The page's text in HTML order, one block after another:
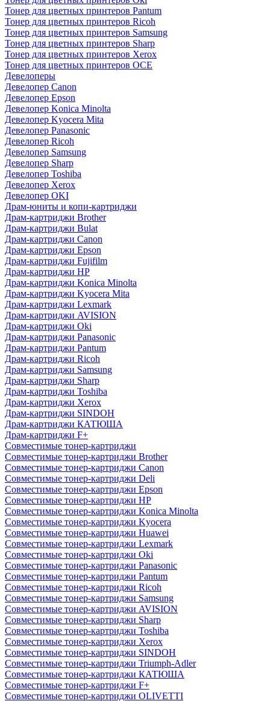
Тонер для цветных принтеров Pantum
Тонер для цветных принтеров Ricoh
Тонер для цветных принтеров Samsung
Тонер для цветных принтеров Sharp
Тонер для цветных принтеров Xerox
Тонер для цветных принтеров OCE
Девелоперы
Девелопер Canon
Девелопер Epson
Девелопер Konica Minolta
Девелопер Kyocera Mita
Девелопер Panasonic
Девелопер Ricoh
Девелопер Samsung
Девелопер Sharp
Девелопер Toshiba
Девелопер Xerox
Девелопер OKI
Драм-юниты и копи-картриджи
Драм-картриджи Brother
Драм-картриджи Bulat
Драм-картриджи Canon
Драм-картриджи Epson
Драм-картриджи Fujifilm
Драм-картриджи HP
Драм-картриджи Konica Minolta
Драм-картриджи Kyocera Mita
Драм-картриджи Lexmark
Драм-картриджи AVISION
Драм-картриджи Oki
Драм-картриджи Panasonic
Драм-картриджи Pantum
Драм-картриджи Ricoh
Драм-картриджи Samsung
Драм-картриджи Sharp
Драм-картриджи Toshiba
Драм-картриджи Xerox
Драм-картриджи SINDOH
Драм-картриджи КАТЮША
Драм-картриджи F+
Совместимые тонер-картриджи
Совместимые тонер-картриджи Brother
Совместимые тонер-картриджи Canon
Совместимые тонер-картриджи Deli
Совместимые тонер-картриджи Epson
Совместимые тонер-картриджи HP
Совместимые тонер-картриджи Konica Minolta
Совместимые тонер-картриджи Kyocera
Совместимые тонер-картриджи Huawei
Совместимые тонер-картриджи Lexmark
Совместимые тонер-картриджи Oki
Совместимые тонер-картриджи Panasonic
Совместимые тонер-картриджи Pantum
Совместимые тонер-картриджи Ricoh
Совместимые тонер-картриджи Samsung
Совместимые тонер-картриджи AVISION
Совместимые тонер-картриджи Sharp
Совместимые тонер-картриджи Toshiba
Совместимые тонер-картриджи Xerox
Совместимые тонер-картриджи SINDOH
Совместимые тонер-картриджи Triumph-Adler
Совместимые тонер-картриджи КАТЮША
Совместимые тонер-картриджи F+
Совместимые тонер-картриджи OLIVETTI